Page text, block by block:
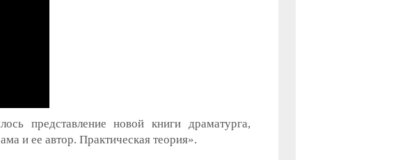
представление новой книги драматурга,
и ее автор. Практическая теория».